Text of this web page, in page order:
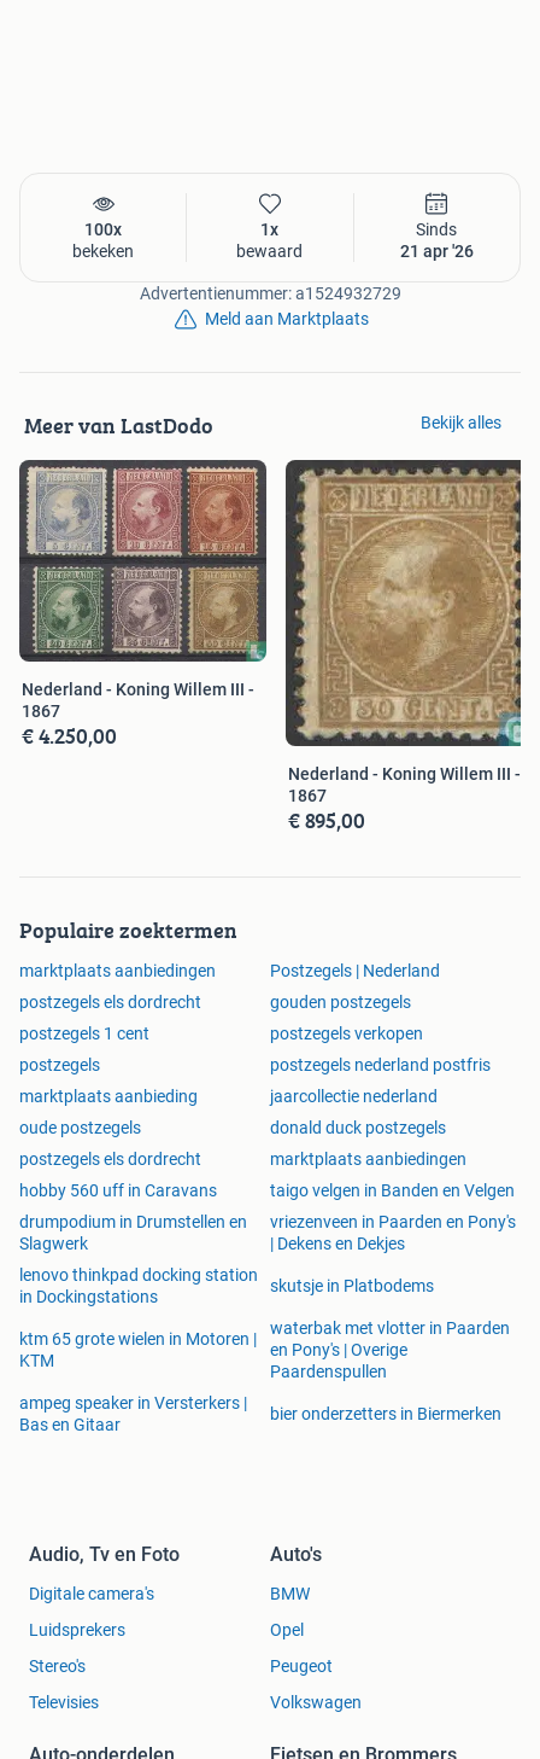
100x
bekeken
1x
bewaard
Sinds
21 apr '26
Advertentienummer: a1524932729
Meld aan Marktplaats
Meer van LastDodo Bekijk alles
Nederland - Koning Willem III -
1867
€ 4.250,00
Nederland - Koning Willem III -
1867
€ 895,00
Populaire zoektermen
marktplaats aanbiedingen
Postzegels | Nederland
postzegels els dordrecht
gouden postzegels
postzegels 1 cent
postzegels verkopen
postzegels
postzegels nederland postfris
marktplaats aanbieding
jaarcollectie nederland
oude postzegels
donald duck postzegels
postzegels els dordrecht
marktplaats aanbiedingen
hobby 560 uff in Caravans
taigo velgen in Banden en Velgen
drumpodium in Drumstellen en
Slagwerk
vriezenveen in Paarden en Pony's
| Dekens en Dekjes
lenovo thinkpad docking station
in Dockingstations
skutsje in Platbodems
ktm 65 grote wielen in Motoren |
KTM
waterbak met vlotter in Paarden
en Pony's | Overige
Paardenspullen
ampeg speaker in Versterkers |
Bas en Gitaar
bier onderzetters in Biermerken
Audio, Tv en Foto
Digitale camera's
Luidsprekers
Stereo's
Televisies
Auto's
BMW
Opel
Peugeot
Volkswagen